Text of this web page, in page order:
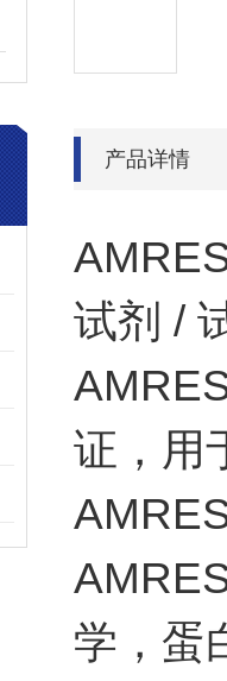
产品详情
试剂 /
证，用
学，蛋